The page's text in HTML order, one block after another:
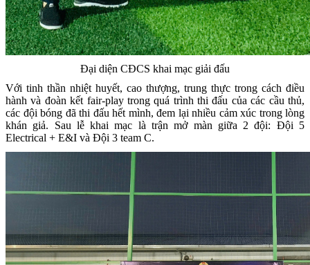
Đại diện CĐCS khai mạc giải đấu
Với tinh thần nhiệt huyết, cao thượng, trung thực trong cách điều
hành và đoàn kết fair-play trong quá trình thi đấu của các cầu thủ,
các đội bóng đã thi đấu hết mình, đem lại nhiều cảm xúc trong lòng
khán giả. Sau lễ khai mạc là trận mở màn giữa 2 đội: Đội 5
Electrical + E&I và Đội 3 team C.